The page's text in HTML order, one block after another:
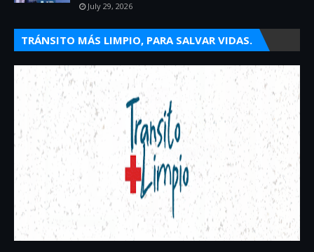
July 29, 2026
TRÁNSITO MÁS LIMPIO, PARA SALVAR VIDAS.